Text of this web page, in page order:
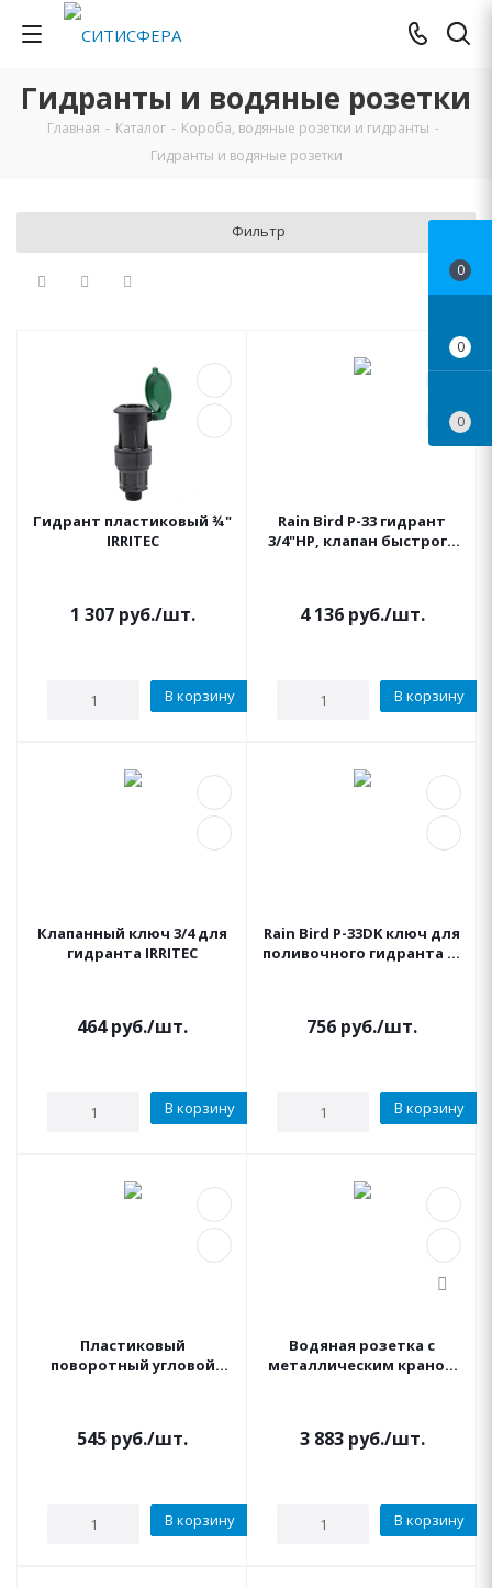
Гидранты и водяные розетки
Главная - Каталог - Короба, водяные розетки и гидранты -
Гидранты и водяные розетки
Фильтр
Гидрант пластиковый ¾"
IRRITEC
1 307руб./шт.
В корзину
Rain Bird P-33 гидрант
3/4"НР, клапан быстрого
4 136руб./шт.
В корзину
Клапанный ключ 3/4 для
гидранта IRRITEC
464руб./шт.
В корзину
Rain Bird P-33DK ключ для
поливочного гидранта P-
756 руб./шт.
В корзину
Пластиковый
поворотный угловой
545 руб./шт.
В корзину
Водяная розетка с
металлическим краном
3 883руб./шт.
В корзину
0
0
0